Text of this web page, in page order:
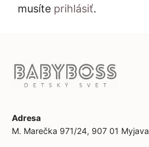
musíte prihlásiť.
Adresa
M. Marečka 971/24, 907 01 Myjava